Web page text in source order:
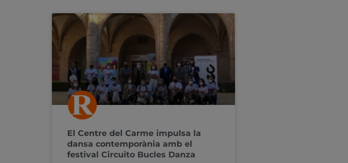
El Centre del Carme impulsa la
dansa contemporània amb el
festival Circuito Bucles Danza